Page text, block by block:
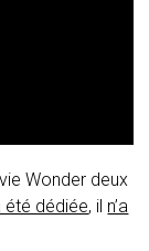
Wonder deux
été dédiée, il n’a